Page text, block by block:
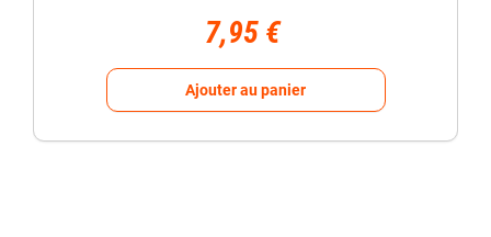
7,95 €
Ajouter au panier